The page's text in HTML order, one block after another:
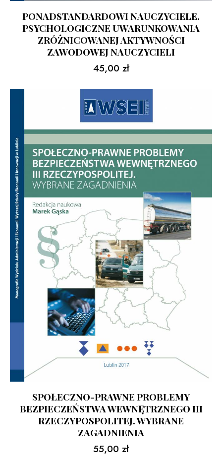
PONADSTANDARDOWI NAUCZYCIELE.
PSYCHOLOGICZNE UWARUNKOWANIA
ZRÓŻNICOWANEJ AKTYWNOŚCI
ZAWODOWEJ NAUCZYCIELI
45,00 zł
SPOŁECZNO-PRAWNE PROBLEMY
BEZPIECZEŃSTWA WEWNĘTRZNEGO III
RZECZYPOSPOLITEJ. WYBRANE
ZAGADNIENIA
55,00 zł